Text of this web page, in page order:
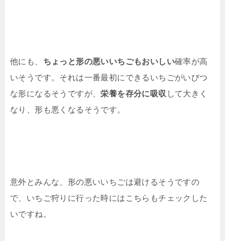
他にも、 ちょっと形の悪いいちごもおいしい確率が高
いそうです。それは一番最初にできるいちごがいびつ
な形になるそうですが、栄養を存分に吸収 して大きく
なり、形も悪くなるそうです。
意外とみんな、形の悪いいちごは避けるそうですの
で、いちご狩りに行った時にはこちらもチェックした
いですね。